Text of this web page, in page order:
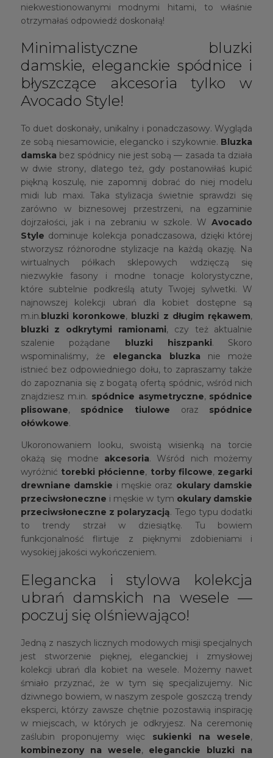
niekwestionowanymi modnymi hitami, to właśnie
otrzymałaś odpowiedź doskonałą!
Minimalistyczne bluzki
damskie, eleganckie spódnice i
błyszczące akcesoria tylko w
Avocado Style!
To duet doskonały, unikalny i ponadczasowy. Wygląda
ze sobą niesamowicie, elegancko i szykownie. Bluzka
damska bez spódnicy nie jest sobą — zasada ta działa
w dwie strony, dlatego też, gdy postanowiłaś kupić
piękną koszulę, nie zapomnij dobrać do niej modelu
midi lub maxi. Taka stylizacja świetnie sprawdzi się
zarówno w biznesowej przestrzeni, na egzaminie
dojrzałości, jak i na zebraniu w szkole. WAvocado
Style dominuje kolekcja ponadczasowa, dzięki której
stworzysz różnorodne stylizacje na każdą okazję. Na
wirtualnych półkach sklepowych wdzięczą się
niezwykłe fasony i modne tonacje kolorystyczne,
które subtelnie podkreślą atuty Twojej sylwetki. W
najnowszej kolekcji ubrań dla kobiet dostępne są
m.in. bluzki koronkowe, bluzki z długim rękawem,
bluzki z odkrytymi ramionami, czy też aktualnie
szalenie pożądane
bluzki hiszpanki. Skoro
wspominaliśmy, że elegancka bluzka nie może
istnieć bez odpowiedniego dołu, to zapraszamy także
do zapoznania się z bogatą ofertą spódnic, wśród nich
znajdziesz m.in. spódnice asymetryczne, spódnice
plisowane, spódnice tiulowe oraz spódnice
ołówkowe.
Ukoronowaniem looku, swoistą wisienką na torcie
okażą się modne akcesoria. Wśród nich możemy
wyróżnić torebki płócienne, torby filcowe, zegarki
drewniane damskie i męskie oraz okulary damskie
przeciwsłoneczne i męskie w tym okulary damskie
przeciwsłoneczne z polaryzacją. Tego typu dodatki
to trendy strzał w dziesiątkę. Tu bowiem
funkcjonalność flirtuje z pięknymi zdobieniami i
wysokiej jakości wykończeniem.
Elegancka i stylowa kolekcja
ubrań damskich na wesele —
poczuj się olśniewająco!
Jedną z naszych licznych modowych misji specjalnych
jest stworzenie pięknej, eleganckiej i zmysłowej
kolekcji ubrań dla kobiet na wesele. Możemy nawet
śmiało przyznać, że w tym się specjalizujemy. Nic
dziwnego bowiem, w naszym zespole goszczą trendy
eksperci, którzy zawsze chętnie pozostawią inspirację
w miejscach, w których je odkryjesz. Na ceremonię
zaślubin proponujemy więc
sukienki na wesele,
kombinezony na wesele, eleganckie bluzki na